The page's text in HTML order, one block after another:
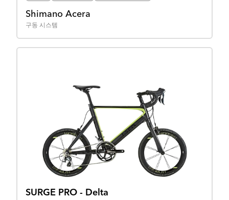
Shimano Acera
구동 시스템
SURGE PRO - Delta